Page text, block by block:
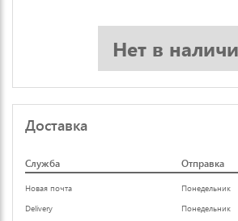
Нет в
Доставка
Служба Отправка
Новая почта Понедельник
Delivery
Понедельник